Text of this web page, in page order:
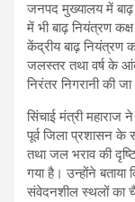
जनपद मुख्यालय में बाढ़
में भी बाढ़ नियंत्रण
केंद्रीय बाढ़ नियंत्रण
जलस्तर तथा वर्ष के
निरंतर निगरानी की जा
सिंचाई मंत्री
पूर्व जिला प्रशासन के
तथा जल भराव की
गया है। उन्होंने बताया
संवेदनशील स्थलों का